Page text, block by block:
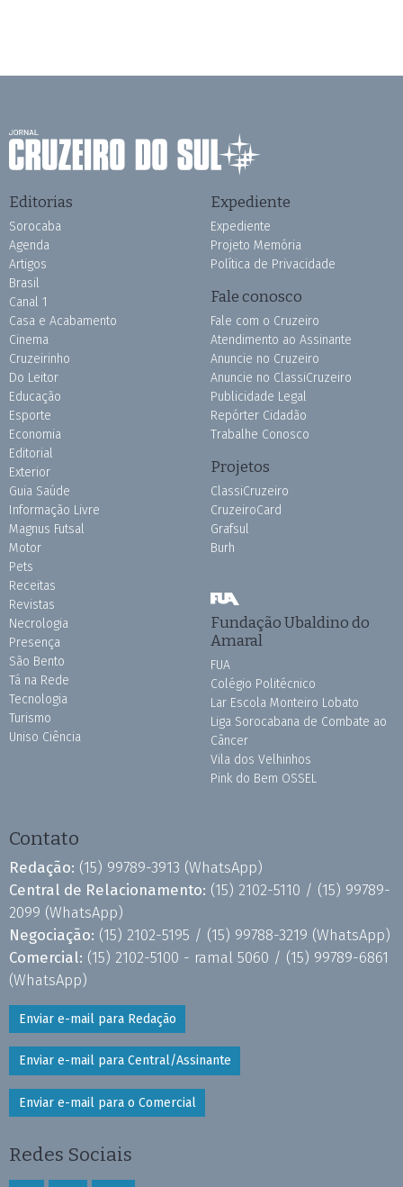
Editorias
Sorocaba
Agenda
Artigos
Brasil
Canal 1
Casa e Acabamento
Cinema
Cruzeirinho
Do Leitor
Educação
Esporte
Economia
Editorial
Exterior
Guia Saúde
Informação Livre
Magnus Futsal
Motor
Pets
Receitas
Revistas
Necrologia
Presença
São Bento
Tá na Rede
Tecnologia
Turismo
Uniso Ciência
Expediente
Expediente
Projeto Memória
Política de Privacidade
Fale conosco
Fale com o Cruzeiro
Atendimento ao Assinante
Anuncie no Cruzeiro
Anuncie no ClassiCruzeiro
Publicidade Legal
Repórter Cidadão
Trabalhe Conosco
Projetos
ClassiCruzeiro
CruzeiroCard
Grafsul
Burh
Fundação Ubaldino do
Amaral
FUA
Colégio Politécnico
Lar Escola Monteiro Lobato
Liga Sorocabana de Combate ao
Câncer
Vila dos Velhinhos
Pink do Bem OSSEL
Contato
Redação: (15) 99789-3913 (WhatsApp)
Central de Relacionamento: (15) 2102-5110 / (15) 99789-
2099 (WhatsApp)
Negociação: (15) 2102-5195 / (15) 99788-3219 (WhatsApp)
Comercial: (15) 2102-5100 - ramal 5060 / (15) 99789-6861
(WhatsApp)
Enviar e-mail para Redação
Enviar e-mail para Central/Assinante
Enviar e-mail para o Comercial
Redes Sociais